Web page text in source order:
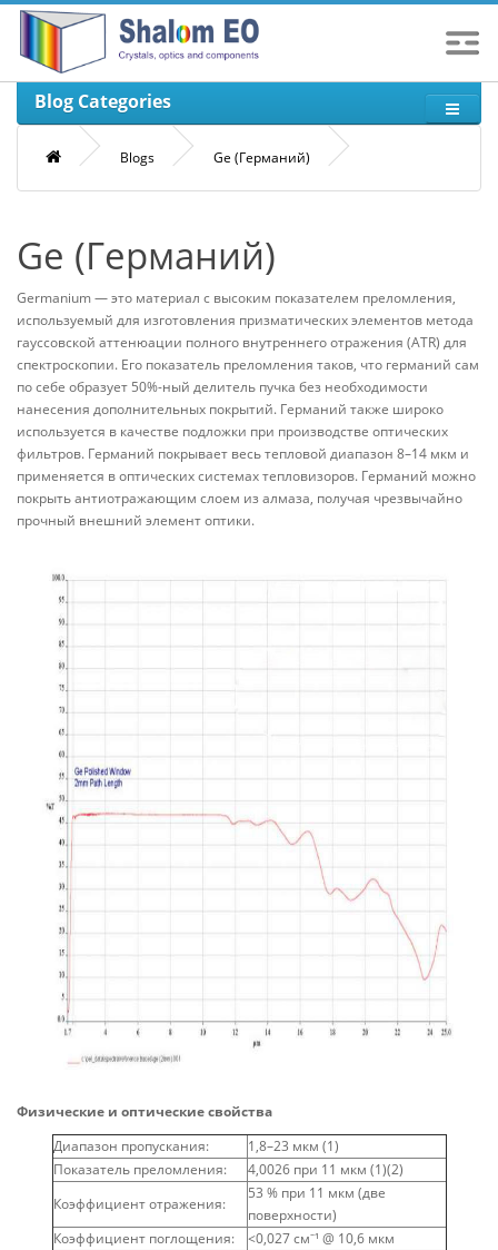
Blog Categories
Blogs Ge (Германий)
Ge (Германий)
Germanium — это материал с высоким показателем преломления,
используемый для изготовления призматических элементов метода
гауссовской аттенюации полного внутреннего отражения (ATR) для
спектроскопии. Его показатель преломления таков, что германий сам
по себе образует 50%-ный делитель пучка без необходимости
нанесения дополнительных покрытий. Германий также широко
используется в качестве подложки при производстве оптических
фильтров. Германий покрывает весь тепловой диапазон 8–14 мкм и
применяется в оптических системах тепловизоров. Германий можно
покрыть антиотражающим слоем из алмаза, получая чрезвычайно
прочный внешний элемент оптики.
Физические и оптические свойства
Диапазон пропускания:
1,8–23 мкм (1)
Показатель преломления:
4,0026 при 11 мкм (1)(2)
Коэффициент отражения:
53 % при 11 мкм (две
поверхности)
Коэффициент поглощения:
<0,027 см⁻¹ @ 10,6 мкм